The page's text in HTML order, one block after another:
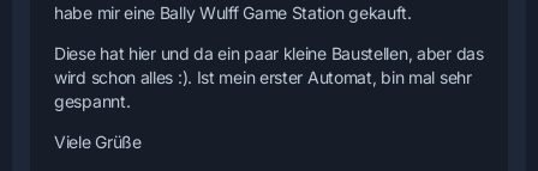
habe mir eine Bally Wulff Game Station gekauft.
Diese hat hier und da ein paar kleine Baustellen, aber das
wird schon alles :). Ist mein erster Automat, bin mal sehr
gespannt.
Viele Grüße